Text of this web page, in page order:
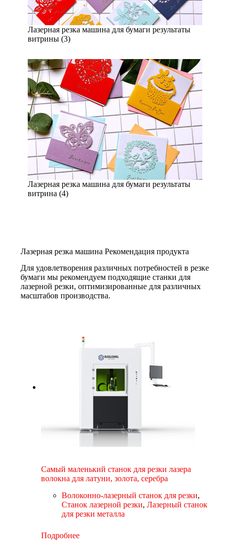
Лазерная резка машина для бумаги результаты
витрины (3)
Лазерная резка машина для бумаги результаты
витрина (4)
Лазерная резка машина Рекомендация продукта
Для удовлетворения различных потребностей в резке
бумаги мы рекомендуем подходящие станки для
лазерной резки, оптимизированные для различных
масштабов производства.
Самый маленький станок для резки лазера
волокна для латуни, золота, серебра
Волоконно-лазерный станок для резки,
Станок лазерной резки,Лазерный станок
для резки металла
Подробнее